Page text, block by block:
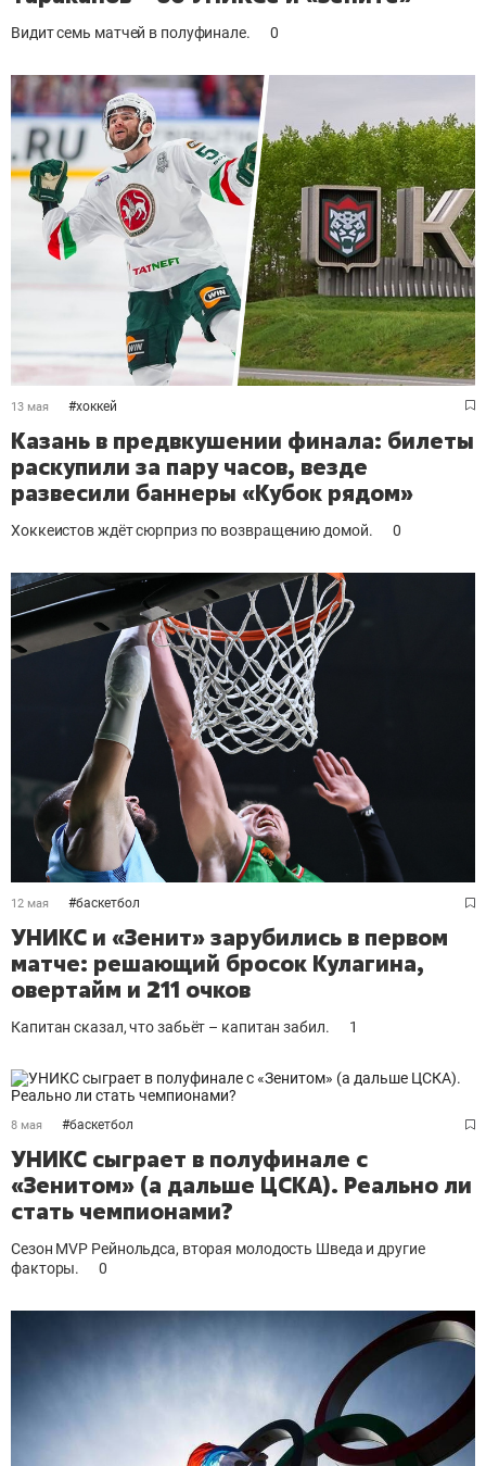
Видит семь матчей в полуфинале. 0
13 мая #хоккей
Казань в предвкушении финала: билеты
раскупили за пару часов, везде
развесили баннеры «Кубок рядом»
Хоккеистов ждёт сюрприз по возвращению домой. 0
12 мая #баскетбол
УНИКС и «Зенит» зарубились в первом
матче: решающий бросок Кулагина,
овертайм и 211 очков
Капитан сказал, что забьёт – капитан забил. 1
8 мая #баскетбол
УНИКС сыграет в полуфинале с
«Зенитом» (а дальше ЦСКА). Реально ли
стать чемпионами?
Сезон MVP Рейнольдса, вторая молодость Шведа и другие
факторы.
0